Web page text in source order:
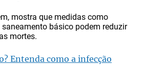
mostra que medidas como
básico podem reduzir
mortes.
Entenda como a infecção